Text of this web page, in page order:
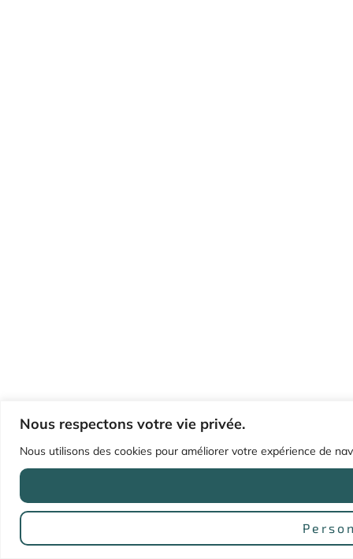
Nous respectons votre vie privée.
Nous utilisons des cookies pour améliorer votre expérience de